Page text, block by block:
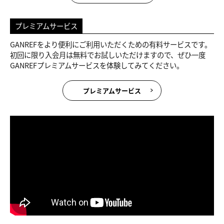
プレミアムサービス
GANREFをより便利にご利用いただくための有料サービスです。
初回に限り入会月は無料でお試しいただけますので、ぜひ一度
GANREFプレミアムサービスを体験してみてください。
プレミアムサービス